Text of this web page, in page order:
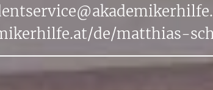
​de/​mat​thia​s-​